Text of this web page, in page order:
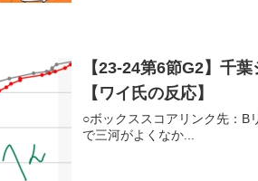
【23-24第6節G2】千
【ワイ氏の反応】
○ボックススコアリンク先：B
で三河がよくなか...